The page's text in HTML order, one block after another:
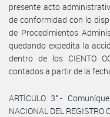
presente acto
de conformidad con lo
de Procedimientos
quedando expedita la
dentro de los CIENTO
contados a partir de la
ARTÍCULO 3°.-
NACIONAL DEL REGISTRO